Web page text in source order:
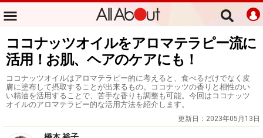
ココナッツオイルをアロマテラピー流に
活用！お肌、ヘアのケアにも！
ココナッツオイルはアロマテラピー的に考えると、食べるだけでなく皮
膚に塗布して摂取することが出来るもの。ココナッツの香りと相性のい
い精油を活用することで、苦手な香りも調整も可能。今回はココナッツ
オイルのアロマテラピー的な活用方法を紹介します。
更新日： 2023年05月13日